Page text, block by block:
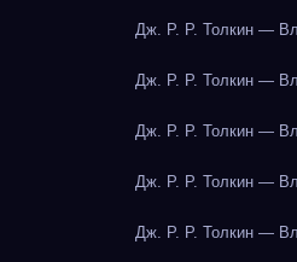
Дж. Р. Р. Толкин —
Дж. Р. Р. Толкин —
Дж. Р. Р. Толкин —
Дж. Р. Р. Толкин —
Дж. Р. Р. Толкин —